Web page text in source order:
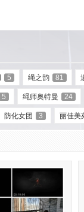
5 绳之韵 81
5 绳师奥特曼 24
防化女团 3 丽佳美